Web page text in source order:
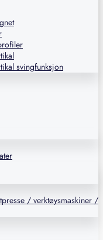
svingfunksjon
/ verktøysmaskiner /